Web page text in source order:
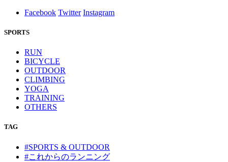
Facebook Twitter Instagram
SPORTS
RUN
BICYCLE
OUTDOOR
CLIMBING
YOGA
TRAINING
OTHERS
TAG
#SPORTS & OUTDOOR
#これからのランニング